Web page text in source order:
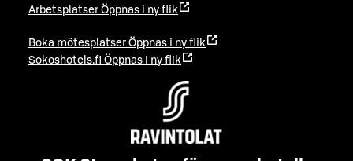
Arbetsplatser Öppnas i ny flik
Boka mötesplatser Öppnas i ny flik
Sokoshotels.fi Öppnas i ny flik